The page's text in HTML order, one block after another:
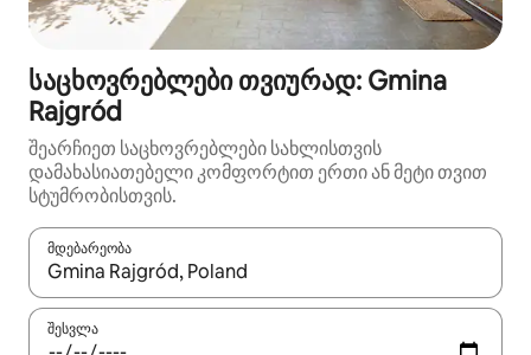
საცხოვრებლები თვიურად: Gmina
Rajgród
შეარჩიეთ საცხოვრებლები სახლისთვის
დამახასიათებელი კომფორტით ერთი ან მეტი თვით
სტუმრობისთვის.
მდებარეობა
როცა შედეგები ხელმისაწვდომი გახდება, ნავიგაციისთვის
შესვლა